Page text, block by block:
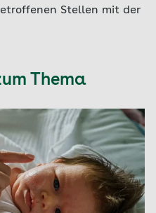
Stellen mit der
Thema